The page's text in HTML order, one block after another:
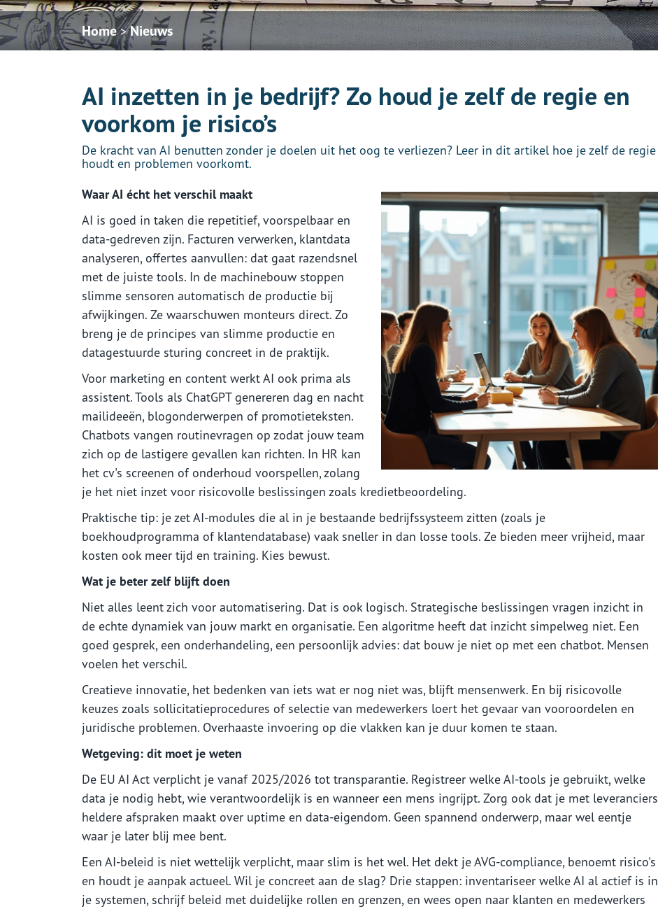
Home > Nieuws
AI inzetten in je bedrijf? Zo houd je zelf de regie en
voorkom je risico’s
De kracht van AI benutten zonder je doelen uit het oog te verliezen? Leer in dit artikel hoe je zelf de regie
houdt en problemen voorkomt.
Waar AI écht het verschil maakt
AI is goed in taken die repetitief, voorspelbaar en
data-gedreven zijn. Facturen verwerken, klantdata
analyseren, offertes aanvullen: dat gaat razendsnel
met de juiste tools. In de machinebouw stoppen
slimme sensoren automatisch de productie bij
afwijkingen. Ze waarschuwen monteurs direct. Zo
breng je de principes van slimme productie en
datagestuurde sturing concreet in de praktijk.
Voor marketing en content werkt AI ook prima als
assistent. Tools als ChatGPT genereren dag en nacht
mailideeën, blogonderwerpen of promotieteksten.
Chatbots vangen routinevragen op zodat jouw team
zich op de lastigere gevallen kan richten. In HR kan
het cv's screenen of onderhoud voorspellen, zolang
je het niet inzet voor risicovolle beslissingen zoals kredietbeoordeling.
Praktische tip: je zet AI-modules die al in je bestaande bedrijfssysteem zitten (zoals je
boekhoudprogramma of klantendatabase) vaak sneller in dan losse tools. Ze bieden meer vrijheid, maar
kosten ook meer tijd en training. Kies bewust.
Wat je beter zelf blijft doen
Niet alles leent zich voor automatisering. Dat is ook logisch. Strategische beslissingen vragen inzicht in
de echte dynamiek van jouw markt en organisatie. Een algoritme heeft dat inzicht simpelweg niet. Een
goed gesprek, een onderhandeling, een persoonlijk advies: dat bouw je niet op met een chatbot. Mensen
voelen het verschil.
Creatieve innovatie, het bedenken van iets wat er nog niet was, blijft mensenwerk. En bij risicovolle
keuzes zoals sollicitatieprocedures of selectie van medewerkers loert het gevaar van vooroordelen en
juridische problemen. Overhaaste invoering op die vlakken kan je duur komen te staan.
Wetgeving: dit moet je weten
De EU AI Act verplicht je vanaf 2025/2026 tot transparantie. Registreer welke AI-tools je gebruikt, welke
data je nodig hebt, wie verantwoordelijk is en wanneer een mens ingrijpt. Zorg ook dat je met leveranciers
heldere afspraken maakt over uptime en data-eigendom. Geen spannend onderwerp, maar wel eentje
waar je later blij mee bent.
Een AI-beleid is niet wettelijk verplicht, maar slim is het wel. Het dekt je AVG-compliance, benoemt risico's
en houdt je aanpak actueel. Wil je concreet aan de slag? Drie stappen: inventariseer welke AI al actief is in
je systemen, schrijf beleid met duidelijke rollen en grenzen, en wees open naar klanten en medewerkers